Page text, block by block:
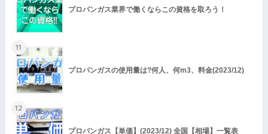
プロパンガス業界で働くならこの資格を取ろう！
11
プロパンガスの使用量は?何人、何m3、料金(2023/12)
12
プロパンガス【単価】(2023/12) 全国【相場】一覧表